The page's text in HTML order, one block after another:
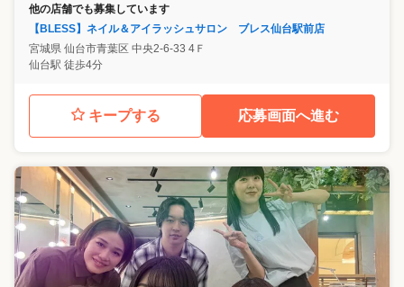
他の店舗でも募集しています
【BLESS】ネイル＆アイラッシュサロン ブレス仙台駅前店
宮城県 仙台市青葉区 中央2-6-33 4Ｆ
仙台駅 徒歩4分
キープする 応募画面へ進む